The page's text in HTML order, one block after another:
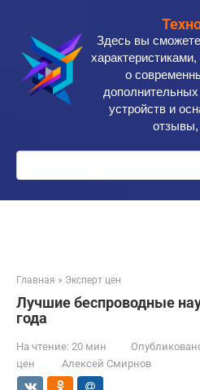
контенту
Здесь вы
о
устройств и
Поиск:
Главная » Эксперт цен
Лучшие беспроводные
года
На чтение: 20 мин
цен
Алексей Смирнов